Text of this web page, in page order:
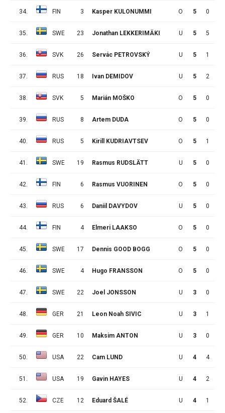
34. FIN 3 Kasper KULONUMMI O 5 0
35. SWE 23 Jonathan LEKKERIMÄKI U 5 5
36. SVK 26 Servác PETROVSKÝ U 5 1
37. RUS 18 Ivan DEMIDOV U 5 2
38. SVK 5 Marián MOŠKO O 5 0
39. RUS 8 Artem DUDA O 5 0
40. RUS 5 Kirill KUDRIAVTSEV O 5 1
41. SWE 19 Rasmus RUDSLÄTT U 5 0
42. FIN 6 Rasmus VUORINEN O 5 0
43. RUS 6 Daniil DAVYDOV U 5 0
44. FIN 4 Elmeri LAAKSO O 5 0
45. SWE 17 Dennis GOOD BOGG O 5 0
46. SWE 4 Hugo FRANSSON O 5 0
47. SWE 22 Joel JONSSON U 3 0
48. GER 21 Leon Noah SIVIC U 3 1
49. GER 10 Maksim ANTON U 3 0
50. USA 22 Cam LUND U 4 4
51. USA 19 Gavin HAYES U 4 2
52. CZE 12 Eduard ŠALÉ U 4 1